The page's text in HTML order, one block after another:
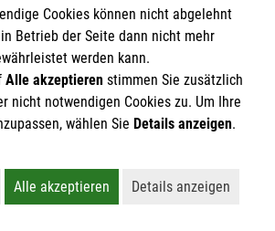
abonnieren
Impressum | Datenschutz
Cookies können nicht abgelehnt
Betrieb der Seite dann nicht mehr
werden kann.
Alle akzeptierenstimmen Sie zusätzlich
nicht notwendigen Cookies zu. Um Ihre
wählen Sie Details anzeigen.
nicht-essentiellen Cookies ab
Alle akzeptieren
Akzeptiert alle Cookies
Details anzeigen